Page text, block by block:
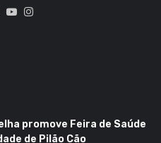
X YouTube
promove Feira de Saúde
de Pilão Cão